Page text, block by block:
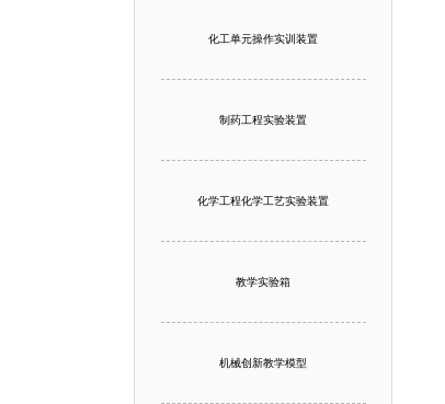
化工单元操作实训装置
制药工程实验装置
化学工程化学工艺实验装置
教学实验箱
机械创新教学模型